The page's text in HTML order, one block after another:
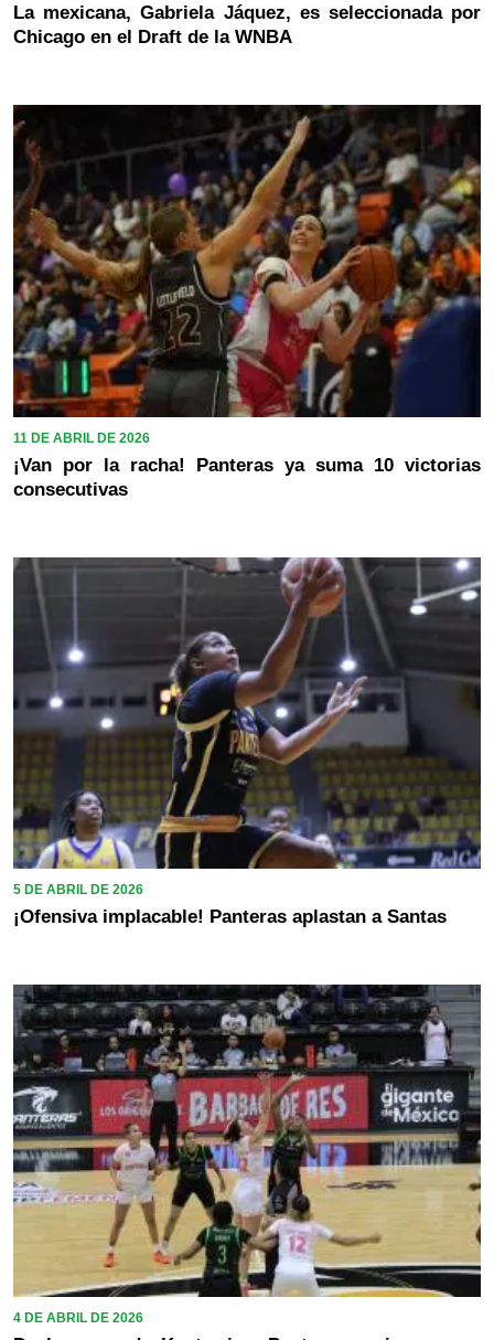
La mexicana, Gabriela Jáquez, es seleccionada por
Chicago en el Draft de la WNBA
11 DE ABRIL DE 2026
¡Van por la racha! Panteras ya suma 10 victorias
consecutivas
5 DE ABRIL DE 2026
¡Ofensiva implacable! Panteras aplastan a Santas
4 DE ABRIL DE 2026